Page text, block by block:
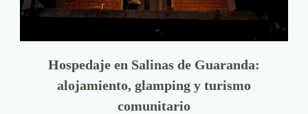
Hospedaje en Salinas de Guaranda:
alojamiento, glamping y turismo
comunitario